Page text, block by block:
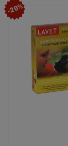
-20%